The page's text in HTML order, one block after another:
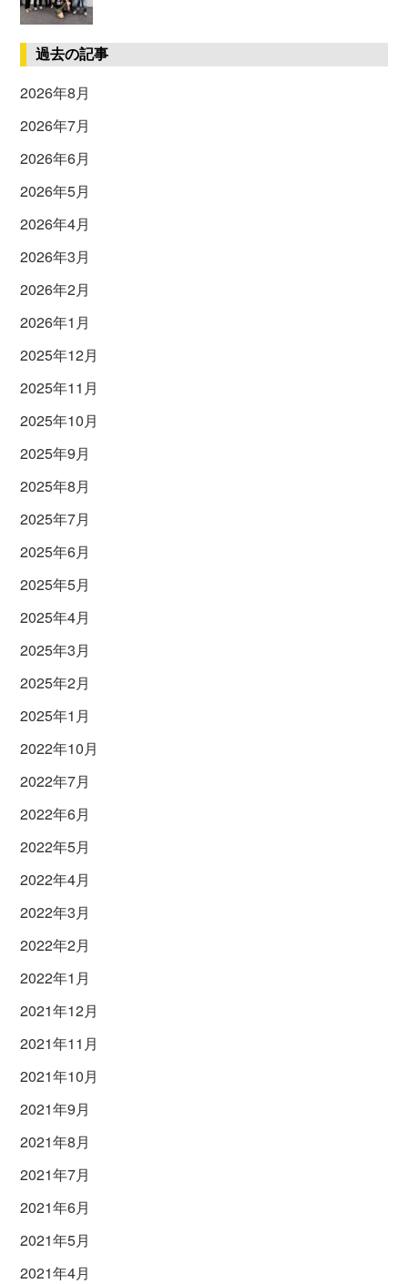
過去の記事
2026年8月
2026年7月
2026年6月
2026年5月
2026年4月
2026年3月
2026年2月
2026年1月
2025年12月
2025年11月
2025年10月
2025年9月
2025年8月
2025年7月
2025年6月
2025年5月
2025年4月
2025年3月
2025年2月
2025年1月
2022年10月
2022年7月
2022年6月
2022年5月
2022年4月
2022年3月
2022年2月
2022年1月
2021年12月
2021年11月
2021年10月
2021年9月
2021年8月
2021年7月
2021年6月
2021年5月
2021年4月